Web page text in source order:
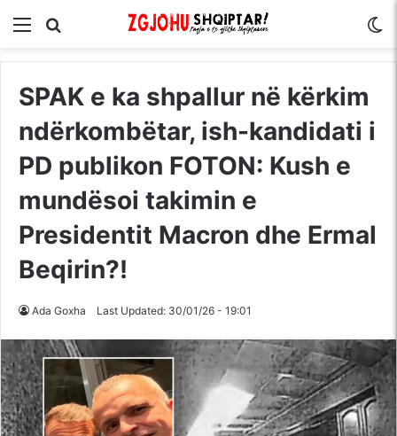
Menu
SPAK e ka shpallur në kërkim
ndërkombëtar, ish-kandidati i
PD publikon FOTON: Kush e
mundësoi takimin e
Presidentit Macron dhe Ermal
Beqirin?!
Ada Goxha Last Updated: 30/01/26 - 19:01